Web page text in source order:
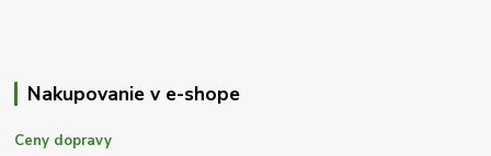
Nakupovanie v e-shope
Ceny dopravy